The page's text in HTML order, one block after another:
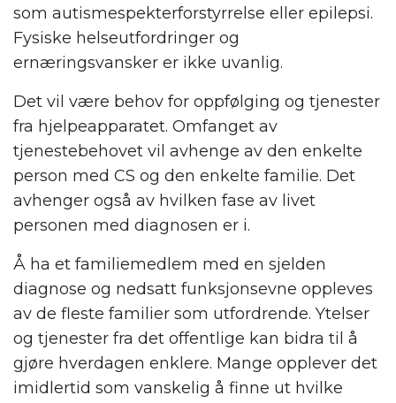
som autismespekterforstyrrelse eller epilepsi.
Fysiske helseutfordringer og
ernæringsvansker er ikke uvanlig.
Det vil være behov for oppfølging og tjenester
fra hjelpeapparatet. Omfanget av
tjenestebehovet vil avhenge av den enkelte
person med CS og den enkelte familie. Det
avhenger også av hvilken fase av livet
personen med diagnosen er i.
Å ha et familiemedlem med en sjelden
diagnose og nedsatt funksjonsevne oppleves
av de fleste familier som utfordrende. Ytelser
og tjenester fra det offentlige kan bidra til å
gjøre hverdagen enklere. Mange opplever det
imidlertid som vanskelig å finne ut hvilke